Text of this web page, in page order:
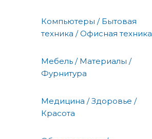
Компьютеры / Бытовая
техника / Офисная техника
Мебель / Материалы /
Фурнитура
Медицина / Здоровье /
Красота